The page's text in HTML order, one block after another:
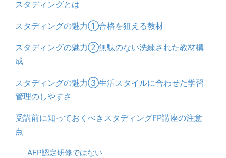
スタディングとは
スタディングの魅力①合格を狙える教材
スタディングの魅力②無駄のない洗練された教材構
成
スタディングの魅力③生活スタイルに合わせた学習
管理のしやすさ
受講前に知っておくべきスタディングFP講座の注意
点
AFP認定研修ではない